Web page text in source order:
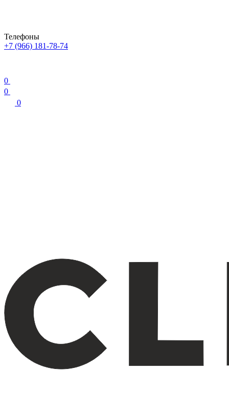
Телефоны
+7 (966) 181-78-74
0
0
0